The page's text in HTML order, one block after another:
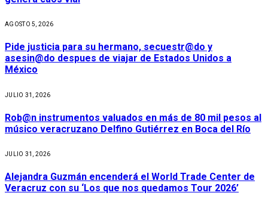
AGOSTO 5, 2026
Pide justicia para su hermano, secuestr@do y
asesin@do despues de viajar de Estados Unidos a
México
JULIO 31, 2026
Rob@n instrumentos valuados en más de 80 mil pesos al
músico veracruzano Delfino Gutiérrez en Boca del Río
JULIO 31, 2026
Alejandra Guzmán encenderá el World Trade Center de
Veracruz con su ‘Los que nos quedamos Tour 2026’